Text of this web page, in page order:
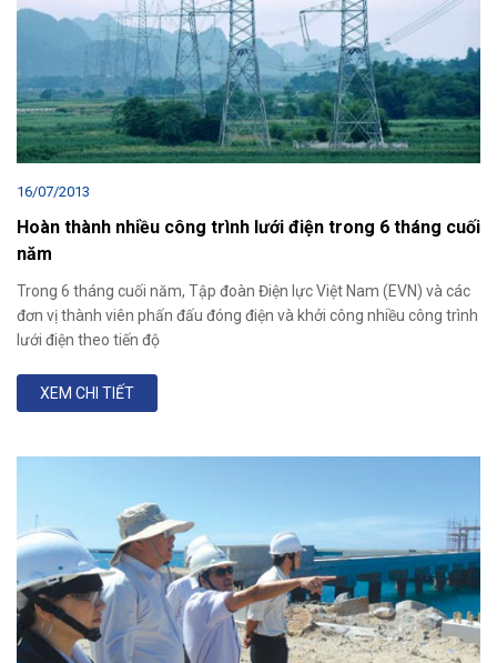
16/07/2013
Hoàn thành nhiều công trình lưới điện trong 6 tháng cuối
năm
Trong 6 tháng cuối năm, Tập đoàn Điện lực Việt Nam (EVN) và các
đơn vị thành viên phấn đấu đóng điện và khởi công nhiều công trình
lưới điện theo tiến độ
XEM CHI TIẾT